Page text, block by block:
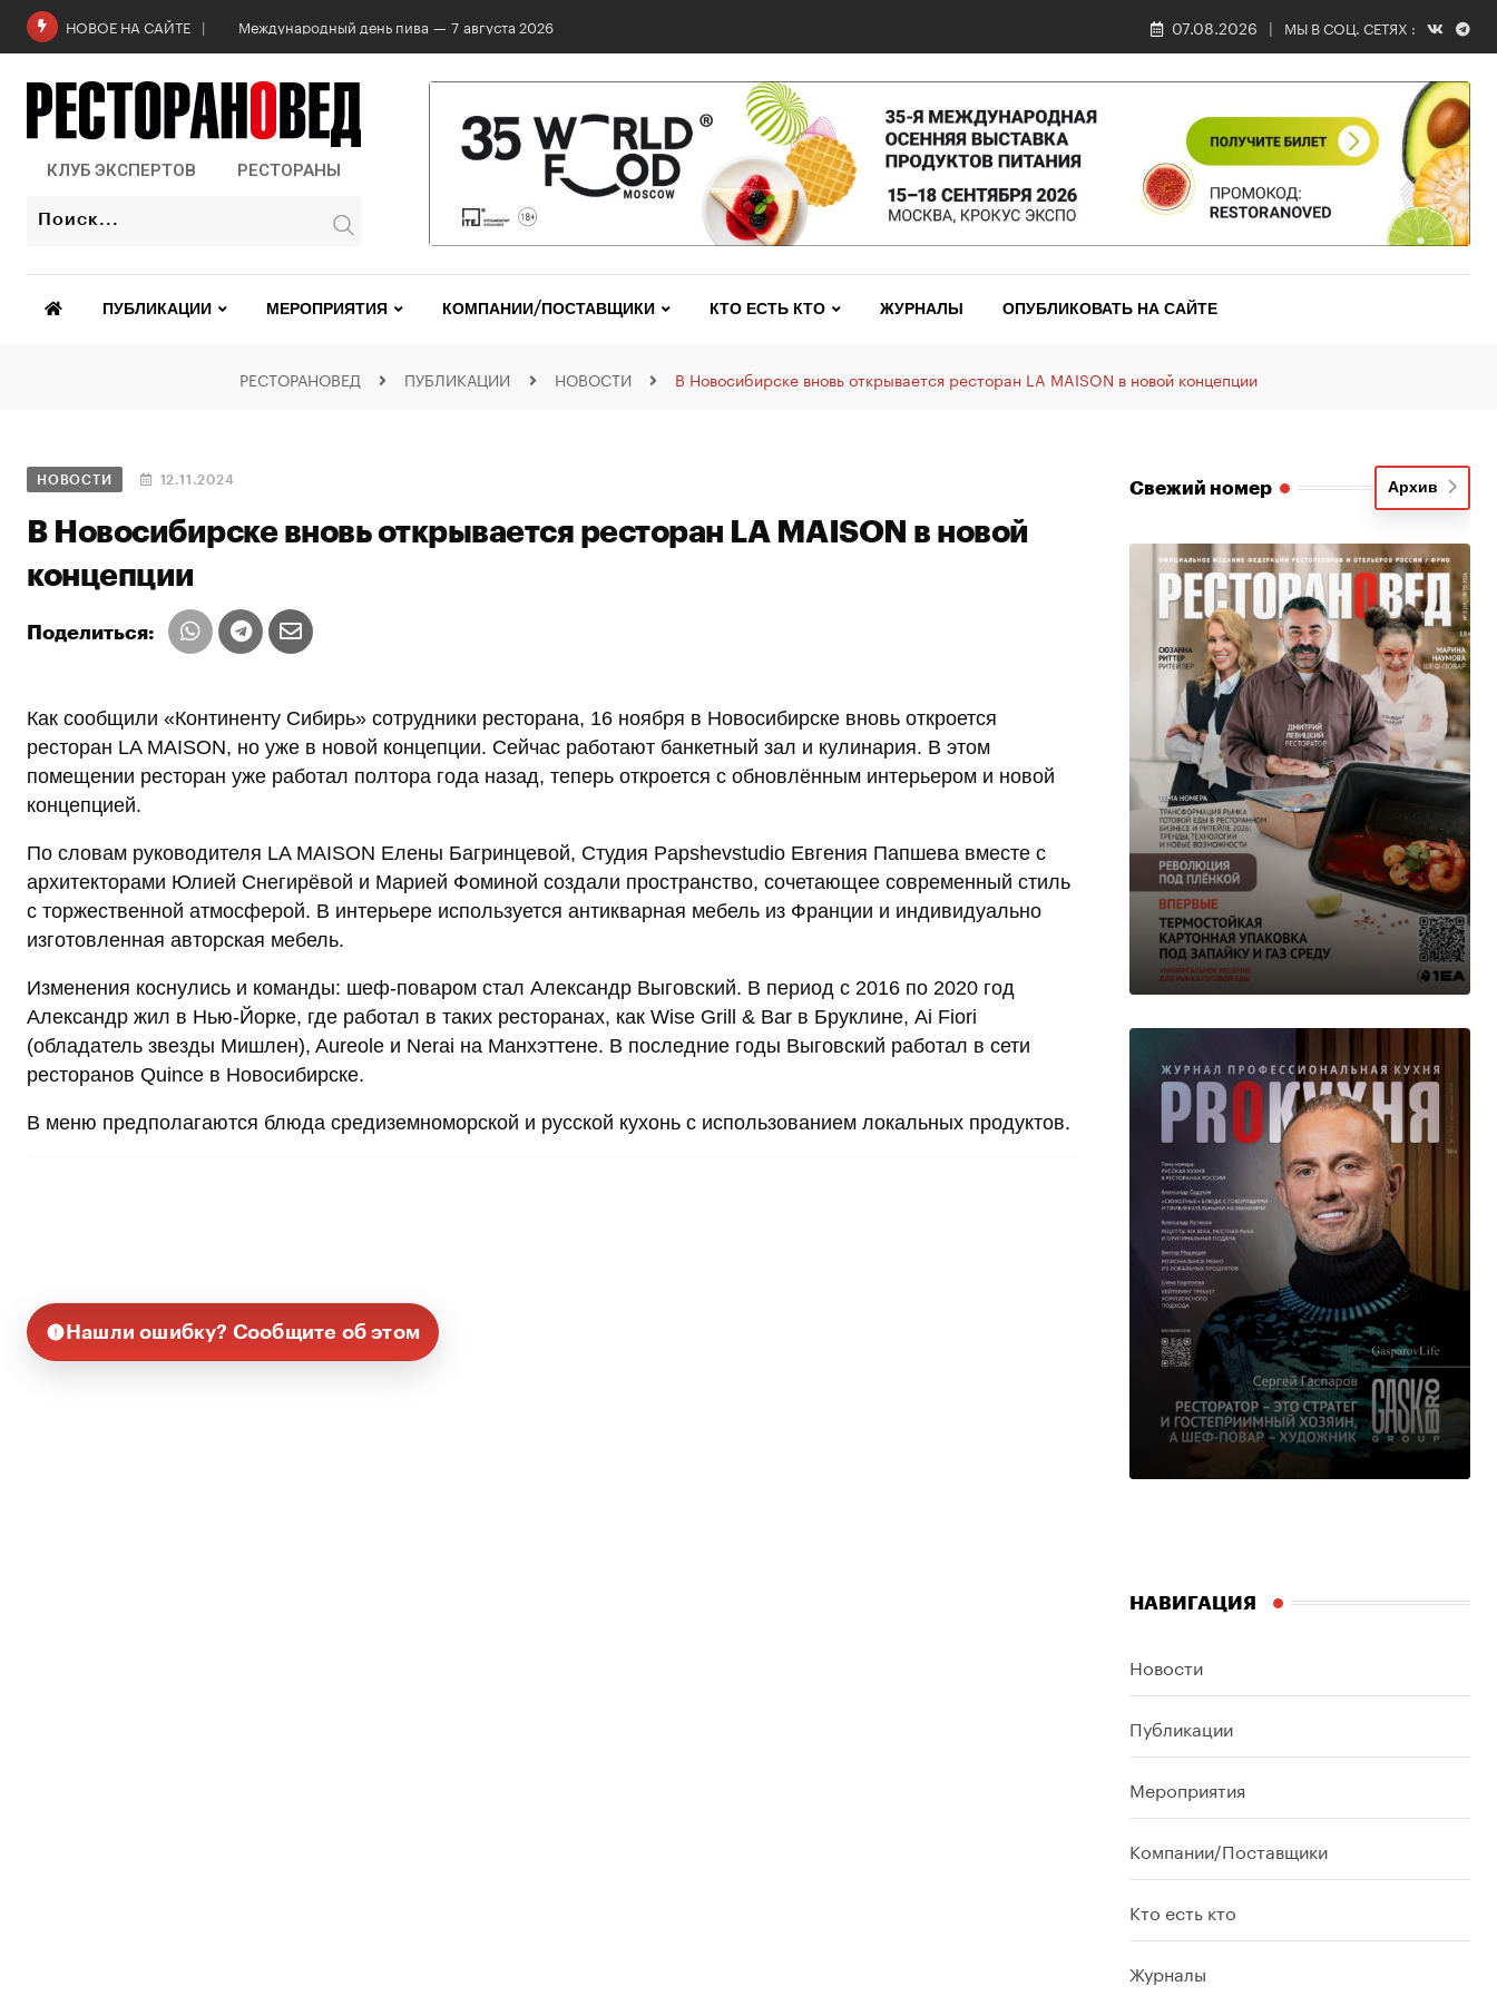
НОВОЕ НА САЙТЕ Международный день пива — 7 августа 2026 07.08.2026 МЫ В СОЦ. СЕТЯХ :
КЛУБ ЭКСПЕРТОВ РЕСТОРАНЫ
ПУБЛИКАЦИИ МЕРОПРИЯТИЯ КОМПАНИИ/ПОСТАВЩИКИ КТО ЕСТЬ КТО ЖУРНАЛЫ ОПУБЛИКОВАТЬ НА САЙТЕ
РЕСТОРАНОВЕД ПУБЛИКАЦИИ НОВОСТИ В Новосибирске вновь открывается ресторан LA MAISON в новой концепции
НОВОСТИ 12.11.2024
В Новосибирске вновь открывается ресторан LA MAISON в новой
концепции
Поделиться:
Как сообщили «Континенту Сибирь» сотрудники ресторана, 16 ноября в Новосибирске вновь откроется
ресторан LA MAISON, но уже в новой концепции. Сейчас работают банкетный зал и кулинария. В этом
помещении ресторан уже работал полтора года назад, теперь откроется с обновлённым интерьером и новой
концепцией.
По словам руководителя LA MAISON Елены Багринцевой, Студия Papshevstudio Евгения Папшева вместе с
архитекторами Юлией Снегирёвой и Марией Фоминой создали пространство, сочетающее современный стиль
с торжественной атмосферой. В интерьере используется антикварная мебель из Франции и индивидуально
изготовленная авторская мебель.
Изменения коснулись и команды: шеф-поваром стал Александр Выговский. В период с 2016 по 2020 год
Александр жил в Нью-Йорке, где работал в таких ресторанах, как Wise Grill & Bar в Бруклине, Ai Fiori
(обладатель звезды Мишлен), Aureole и Nerai на Манхэттене. В последние годы Выговский работал в сети
ресторанов Quince в Новосибирске.
В меню предполагаются блюда средиземноморской и русской кухонь с использованием локальных продуктов.
Нашли ошибку? Сообщите об этом
Свежий номер Архив
НАВИГАЦИЯ
Новости
Публикации
Мероприятия
Компании/Поставщики
Кто есть кто
Журналы